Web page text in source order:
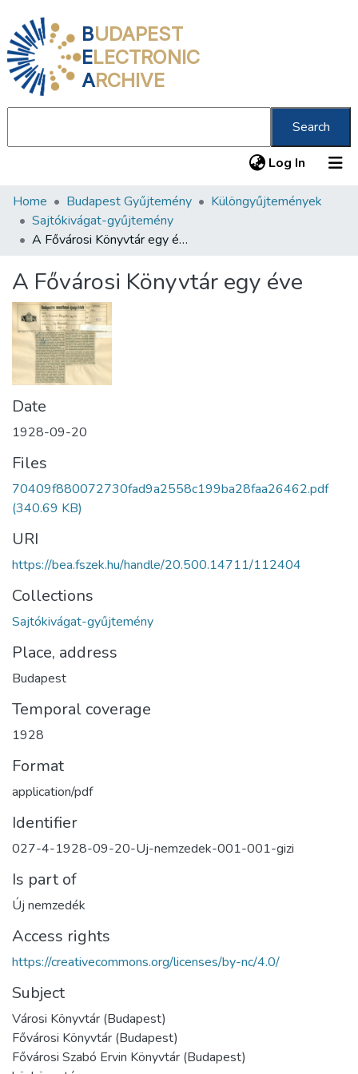
BUDAPEST
ELECTRONIC
ARCHIVE
Search
Log In (current)
Communities & Collections
All of DSpace
About us
Home Budapest Gyűjtemény
Különgyűjtemények
Sajtókivágat-gyűjtemény
A Fővárosi Könyvtár egy éve
A Fővárosi Könyvtár egy éve
Date
1928-09-20
Files
70409f880072730fad9a2558c199ba28faa26462.pdf
(340.69 KB)
URI
https://bea.fszek.hu/handle/20.500.14711/112404
Collections
Sajtókivágat-gyűjtemény
Place, address
Budapest
Temporal coverage
1928
Format
application/pdf
Identifier
027-4-1928-09-20-Uj-nemzedek-001-001-gizi
Is part of
Új nemzedék
Access rights
https://creativecommons.org/licenses/by-nc/4.0/
Subject
Városi Könyvtár (Budapest)
Fővárosi Könyvtár (Budapest)
Fővárosi Szabó Ervin Könyvtár (Budapest)